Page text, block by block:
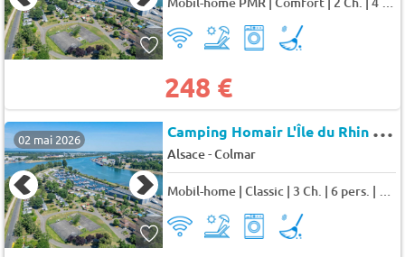
248 €
02 mai 2026 C
amping Homair L'Île du Rhin à Biesheim
Alsace-Colmar